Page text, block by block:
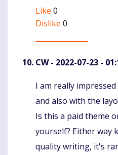
Like 0
Dislike 0
CW- 2022-07-23 -
Komentaras
I am really
and also with the
Is this a paid theme
yourself? Either way
quality writing, it's